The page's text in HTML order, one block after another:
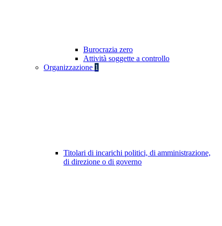
Burocrazia zero
Attività soggette a controllo
Organizzazione 1
Titolari di incarichi politici, di amministrazione,
di direzione o di governo